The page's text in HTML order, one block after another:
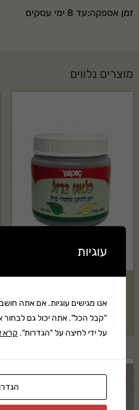
זמן אספקה:עד 8 ימי עסקים
מוצרים נלווים
₪49
עוגיות
אנו מגישים עוגיות. אם אתה
"קבל הכל". אתה יכול גם לבחור
על ידי לחיצה על "הגדרות". קרא